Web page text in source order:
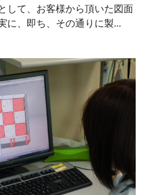
して、お客様から頂いた図面
に、即ち、その通りに製...